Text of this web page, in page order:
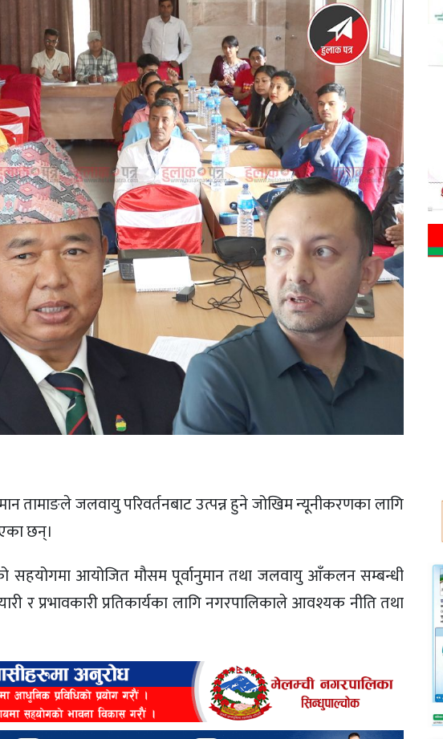
तामाङले जलवायु परिवर्तनबाट उत्पन्न हुने जोखिम न्यूनीकरणका लागि
छन्।
सहयोगमा आयोजित मौसम पूर्वानुमान तथा जलवायु आँकलन सम्बन्धी
र प्रभावकारी प्रतिकार्यका लागि नगरपालिकाले आवश्यक नीति तथा